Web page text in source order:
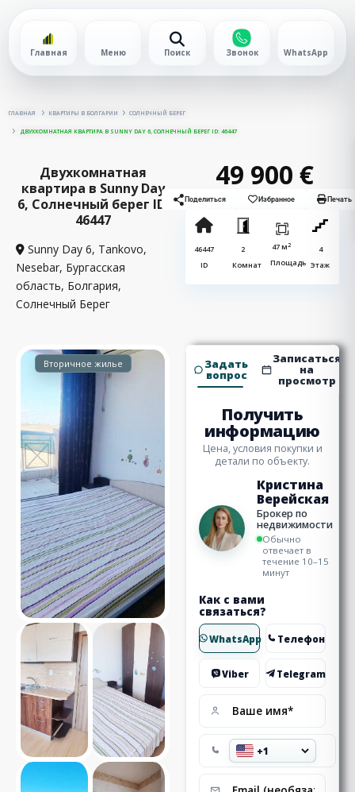
Главная Меню Поиск Звонок WhatsApp
ГЛАВНАЯ КВАРТИРЫ В БОЛГАРИИ СОЛНЕЧНЫЙ БЕРЕГ
ДВУХКОМНАТНАЯ КВАРТИРА В SUNNY DAY 6, СОЛНЕЧНЫЙ БЕРЕГ ID: 46447
Двухкомнатная
квартира в Sunny Day
6, Солнечный берег ID:
46447
Sunny Day 6, Tankovo,
Nesebar, Бургасская
область, Болгария,
Солнечный Берег
49 900 €
Поделиться Избранное Печать
46447
ID
2
Комнат
47 м2
Площадь
4
Этаж
Вторичное жилье Задать
вопрос
Записаться
на
просмотр
Получить
информацию
Цена, условия покупки и
детали по объекту.
Кристина
Верейская
Брокер по
недвижимости
Обычно
отвечает в
течение 10–15
минут
Как с вами
связаться?
WhatsApp Телефон
Viber Telegram